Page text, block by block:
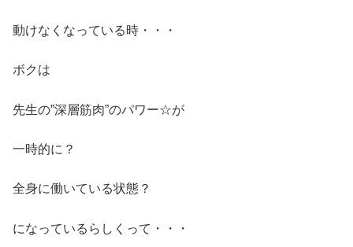
動けなくなっている時・・・
ボクは
先生の”深層筋肉”のパワー☆が
一時的に？
全身に働いている状態？
になっているらしくって・・・